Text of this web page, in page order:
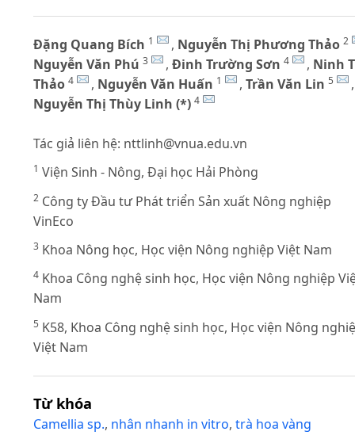
Đặng Quang Bích 1 , Nguyễn Thị Phương Thảo 2
Nguyễn Văn Phú 3 , Đinh Trường Sơn 4 , Ninh
Thảo 4 , Nguyễn Văn Huấn 1 , Trần Văn Lin 5
,
Nguyễn Thị Thùy Linh (*) 4
Tác giả liên hệ: nttlinh@vnua.edu.vn
1 Viện Sinh - Nông, Đại học Hải Phòng
2 Công ty Đầu tư Phát triển Sản xuất Nông nghiệp
VinEco
3 Khoa Nông học, Học viện Nông nghiệp Việt Nam
4 Khoa Công nghệ sinh học, Học viện Nông nghiệp
Nam
5 K58, Khoa Công nghệ sinh học, Học viện Nông
Việt Nam
Từ khóa
Camellia sp., nhân nhanh in vitro, trà hoa vàng